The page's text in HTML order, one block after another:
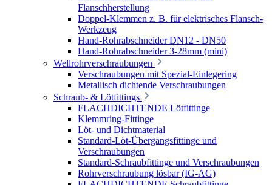
Flanschherstellung
Doppel-Klemmen z. B. für elektrisches Flansch-
Werkzeug
Hand-Rohrabschneider DN12 - DN50
Hand-Rohrabschneider 3-28mm (mini)
Wellrohrverschraubungen
Verschraubungen mit Spezial-Einlegering
Metallisch dichtende Verschraubungen
Schraub- & Lötfittings
FLACHDICHTENDE Lötfittinge
Klemmring-Fittinge
Löt- und Dichtmaterial
Standard-Löt-Übergangsfittinge und
Verschraubungen
Standard-Schraubfittinge und Verschraubungen
Rohrverschraubung lösbar (IG-AG)